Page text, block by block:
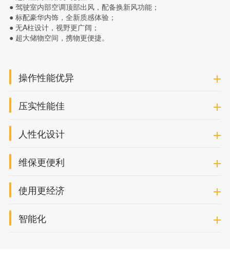
● 驾驶室内部空调顶部出风，配备换新风功能；
● 标配豪华内饰，全新质感体验；
● 无A柱设计，视野更广阔；
● 超大储物空间，携物更便捷。
操作性能优异
压实性能佳
人性化设计
维保更便利
使用更经济
智能化